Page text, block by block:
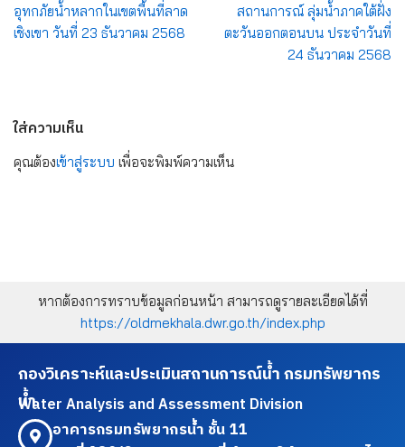
อุทกภัยน้ำหลากในเขตพื้นที่ลาด
เชิงเขา วันที่ 23 ธันวาคม 2568
สถานการณ์ ลุ่มน้ำภาคใต้ฝั่ง
ตะวันออกตอนบน ประจำวันที่
24 ธันวาคม 2568
ใส่ความเห็น
คุณต้องเข้าสู่ระบบ เพื่อจะพิมพ์ความเห็น
หากต้องการทราบข้อมูลก่อนหน้า สามารถดูรายละเอียดได้ที่
https://oldmekhala.dwr.go.th/index.php
กองวิเคราะห์และประเมินสถานการณ์น้ำ กรมทรัพยากร
น้ำ
Water Analysis and Assessment Division
อาคารกรมทรัพยากรน้ำ ชั้น 11